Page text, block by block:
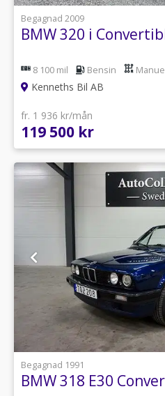
Begagnad 2009
BMW 320 i
8 100 mil Bensin
Kenneths Bil AB
fr. 1 936 kr/mån
119 500 kr
1
Begagnad 1991
BMW 318 E30